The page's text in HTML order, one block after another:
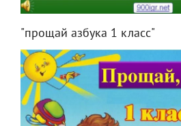
"прощай азбука 1 класс"